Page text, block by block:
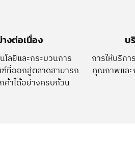
งต่อเนื่อง
ลยีและกระบวนการ
ที่ออกสู่ตลาดสามารถ
าได้อย่างครบถ้วน
บ
การให้บริก
คุณภาพและ